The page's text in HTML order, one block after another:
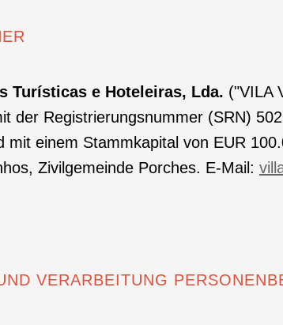
Turísticas e Hoteleiras, Lda. ("VILA
der Registrierungsnummer (SRN)
mit einem Stammkapital von EUR
Zivilgemeinde Porches. E-Mail:
VERARBEITUNG